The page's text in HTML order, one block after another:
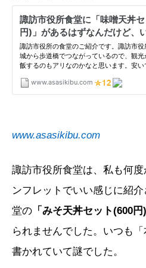
www.asasikibu.com
諏訪市役所食堂は、私も何
ンフレットでいい感じに紹
堂の 「みそ天丼セット(600円)
られませんでした。いつも
書かれていて謎でした。